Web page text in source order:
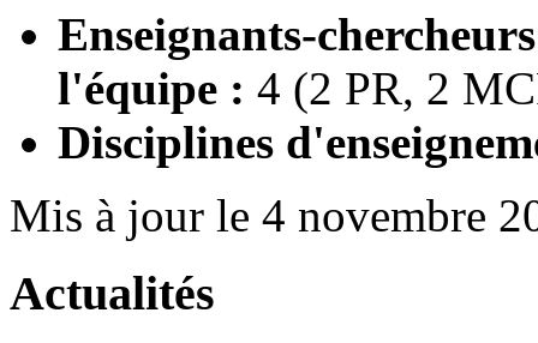
Enseignants-
l'équipe : 4 (2 PR, 2
Disciplines
Mis à jour le 4 novembre
Actualités